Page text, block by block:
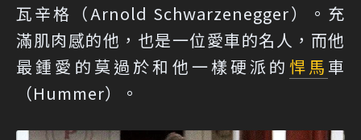
瓦辛格（Arnold Schwarzenegger）。充
滿肌肉感的他，也是一位愛車的名人，而他
最鍾愛的莫過於和他一樣硬派的 悍馬車
（Hummer）。